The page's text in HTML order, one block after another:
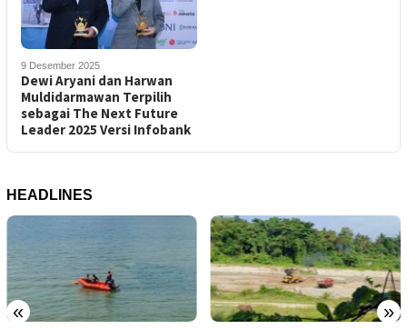
9 Desember 2025
Dewi Aryani dan Harwan
Muldidarmawan Terpilih
sebagai The Next Future
Leader 2025 Versi Infobank
HEADLINES
« »